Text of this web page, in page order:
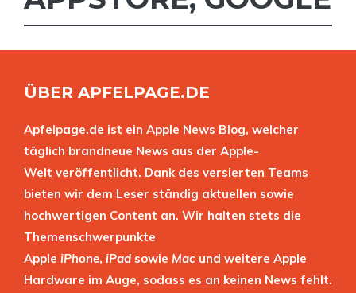
ÜBER APFELPAGE.DE
Apfelpage.de ist ein Apple News Blog, welcher
täglich brandneue News aus der Apple-
Welt veröffentlicht. Dank des versierten Teams
bieten wir dem Leser ständig aktuellen sowie
hochwertigen Content an. Wir halten stets die
Themenschwerpunkte
Apple iPhone, iPad sowie Mac und weitere Apple
Hardware im Auge, sodass es an keinen News fehlt.